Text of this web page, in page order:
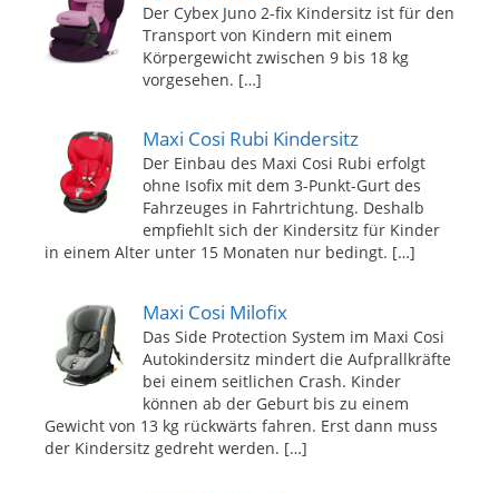
Der Cybex Juno 2-fix Kindersitz ist für den
Transport von Kindern mit einem
Körpergewicht zwischen 9 bis 18 kg
vorgesehen. […]
Maxi Cosi Rubi Kindersitz
Der Einbau des Maxi Cosi Rubi erfolgt
ohne Isofix mit dem 3-Punkt-Gurt des
Fahrzeuges in Fahrtrichtung. Deshalb
empfiehlt sich der Kindersitz für Kinder
in einem Alter unter 15 Monaten nur bedingt. […]
Maxi Cosi Milofix
Das Side Protection System im Maxi Cosi
Autokindersitz mindert die Aufprallkräfte
bei einem seitlichen Crash. Kinder
können ab der Geburt bis zu einem
Gewicht von 13 kg rückwärts fahren. Erst dann muss
der Kindersitz gedreht werden. […]